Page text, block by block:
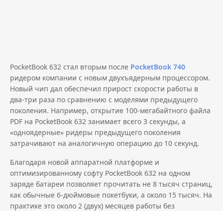
PocketBook 632 стал вторым после PocketBook 740
ридером компании с новым двухъядерным процессором.
Новый чип дал обеспечил прирост скорости работы в
два-три раза по сравнению с моделями предыдущего
поколения. Например, открытие 100-мегабайтного файла
PDF на PocketBook 632 занимает всего 3 секунды, а
«одноядерные» ридеры предыдущего поколения
затрачивают на аналогичную операцию до 10 секунд.
Благодаря новой аппаратной платформе и
оптимизированному софту PocketBook 632 на одном
заряде батареи позволяет прочитать не 8 тысяч страниц,
как обычные 6-дюймовые покетбуки, а около 15 тысяч. На
практике это около 2 (двух) месяцев работы без